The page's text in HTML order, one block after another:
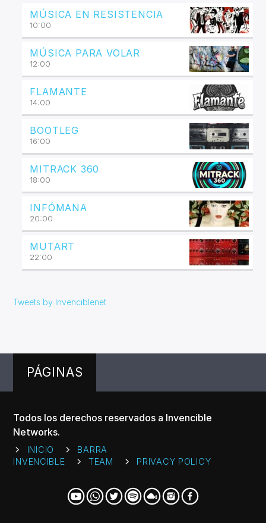
MÚSICA EN RESISTENCIA
10:00
MÚSICA PARA VOLAR
12:00
FLAMANTE
14:00
BOOTLEG
16:00
MITRACK 360
18:00
INFÓMANA
20:00
MUTART
22:00
Tweets by Invenciblenet
PÁGINAS
Todos los derechos reservados a Invencible
Networks.
INICIO
BARRA
INVENCIBLE
TEAM PRIVACY POLICY